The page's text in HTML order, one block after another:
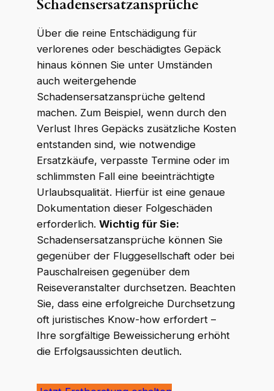
Schadensersatzansprüche
Über die reine Entschädigung für
verlorenes oder beschädigtes Gepäck
hinaus können Sie unter Umständen
auch weitergehende
Schadensersatzansprüche geltend
machen. Zum Beispiel, wenn durch den
Verlust Ihres Gepäcks zusätzliche Kosten
entstanden sind, wie notwendige
Ersatzkäufe, verpasste Termine oder im
schlimmsten Fall eine beeinträchtigte
Urlaubsqualität. Hierfür ist eine genaue
Dokumentation dieser Folgeschäden
erforderlich. Wichtig für Sie:
Schadensersatzansprüche können Sie
gegenüber der Fluggesellschaft oder bei
Pauschalreisen gegenüber dem
Reiseveranstalter durchsetzen. Beachten
Sie, dass eine erfolgreiche Durchsetzung
oft juristisches Know-how erfordert –
Ihre sorgfältige Beweissicherung erhöht
die Erfolgsaussichten deutlich.